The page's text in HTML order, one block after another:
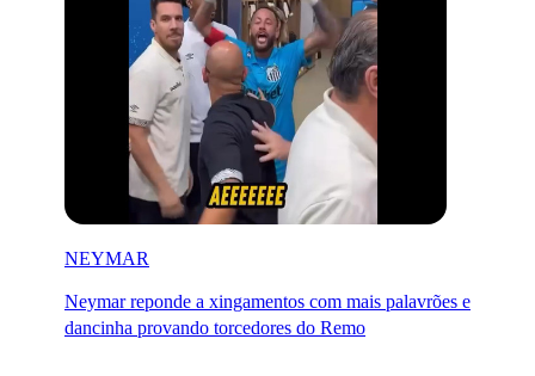
NEYMAR
Neymar reponde a xingamentos com mais palavrões e
dancinha provando torcedores do Remo